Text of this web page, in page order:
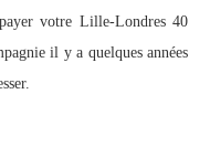
votre Lille-Londres 40
il y a quelques années